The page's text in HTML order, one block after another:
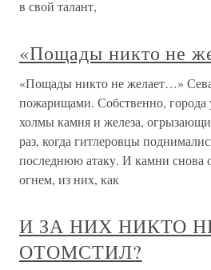
в свой талант,
«Пощады никто не
«Пощады никто не желает…»
пожарищами. Собственно,
холмы камня и железа,
раз, когда гитлеровцы
последнюю атаку. И камни снова
огнем, из них, как
И ЗА НИХ НИКТО
ОТОМСТИЛ?